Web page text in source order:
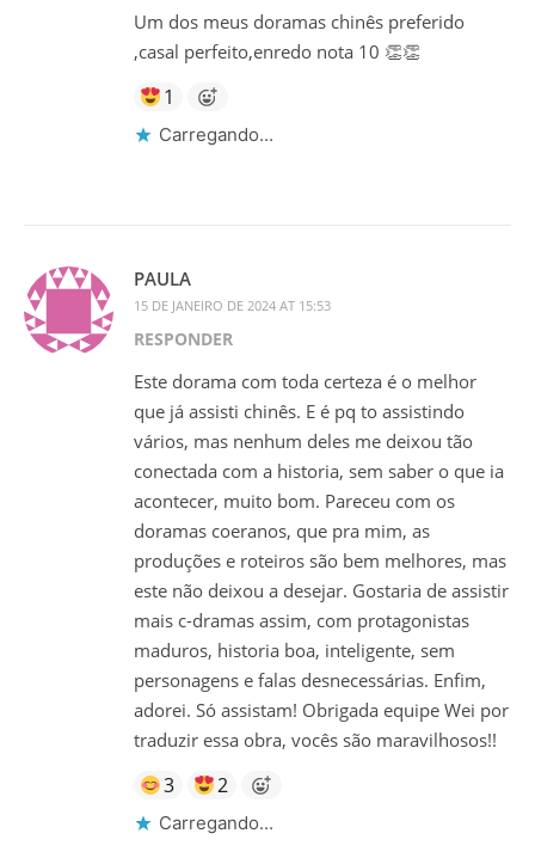
Um dos meus doramas chinês preferido
,casal perfeito,enredo nota 10 👏👏
1
Carregando...
PAULA
15 DE JANEIRO DE 2024 AT 15:53
RESPONDER
Este dorama com toda certeza é o melhor
que já assisti chinês. E é pq to assistindo
vários, mas nenhum deles me deixou tão
conectada com a historia, sem saber o que ia
acontecer, muito bom. Pareceu com os
doramas coeranos, que pra mim, as
produções e roteiros são bem melhores, mas
este não deixou a desejar. Gostaria de assistir
mais c-dramas assim, com protagonistas
maduros, historia boa, inteligente, sem
personagens e falas desnecessárias. Enfim,
adorei. Só assistam! Obrigada equipe Wei por
traduzir essa obra, vocês são maravilhosos!!
3 2
Carregando...